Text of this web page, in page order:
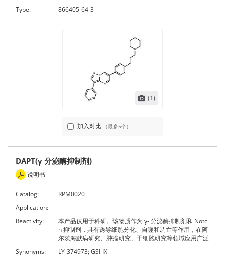
Type:
866405-64-3
(1)
加入对比 （最多5个）
DAPT(γ 分泌酶抑制剂)
说明书
Catalog:
RPM0020
Application:
Reactivity:
本产品仅用于科研。该物质作为 γ- 分泌酶抑制剂和 Notc
h 抑制剂，具有诱导细胞分化、自噬和凋亡等作用，在阿
尔茨海默病研究、肿瘤研究、干细胞研究等领域应用广泛
Synonyms:
LY-374973; GSI-IX